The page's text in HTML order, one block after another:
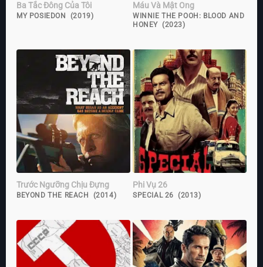
Ba Tắc Đông Của Tôi
MY POSIEDON (2019)
Máu Và Mật Ong
WINNIE THE POOH: BLOOD AND
HONEY (2023)
Trước Ngưỡng Chịu Đựng
BEYOND THE REACH (2014)
Phi Vụ 26
SPECIAL 26 (2013)